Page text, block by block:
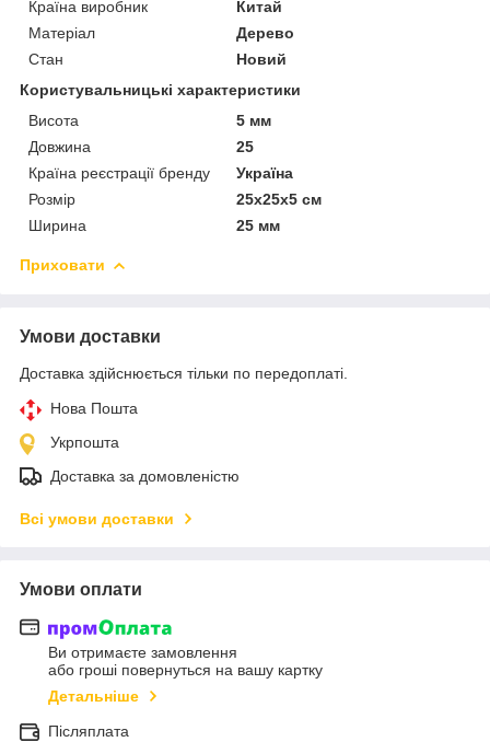
Країна виробник
Китай
Матеріал
Дерево
Стан
Новий
Користувальницькі характеристики
Висота
5 мм
Довжина
25
Країна реєстрації бренду
Україна
Розмір
25x25x5 см
Ширина
25 мм
Приховати
Умови доставки
Доставка здійснюється тільки по передоплаті.
Нова Пошта
Укрпошта
Доставка за домовленістю
Всі умови доставки
Умови оплати
Ви отримаєте замовлення
або гроші повернуться на вашу картку
Детальніше
Післяплата